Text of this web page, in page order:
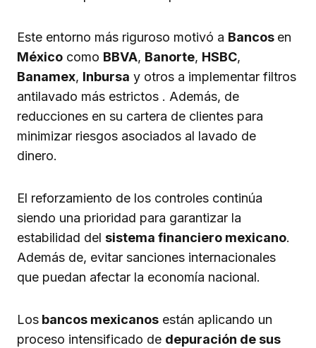
Este entorno más riguroso motivó a Bancos en
México como BBVA, Banorte, HSBC,
Banamex, Inbursa y otros a implementar filtros
antilavado más estrictos . Además, de
reducciones en su cartera de clientes para
minimizar riesgos asociados al lavado de
dinero.
El reforzamiento de los controles continúa
siendo una prioridad para garantizar la
estabilidad del sistema financiero mexicano.
Además de, evitar sanciones internacionales
que puedan afectar la economía nacional.
Los bancos mexicanos están aplicando un
proceso intensificado de depuración de sus